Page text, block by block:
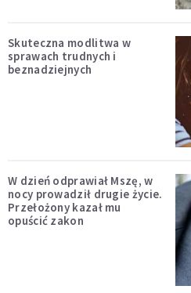
Skuteczna modlitwa w
sprawach trudnych i
beznadziejnych
W dzień odprawiał Mszę, w
nocy prowadził drugie życie.
Przełożony kazał mu
opuścić zakon